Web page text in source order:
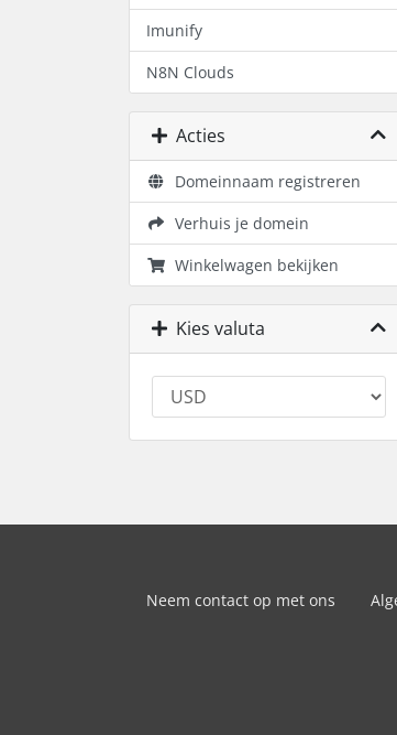
Imunify
N8N Clouds
Acties
Domeinnaam registreren
Verhuis je domein
Winkelwagen bekijken
Kies valuta
Neem contact op met ons